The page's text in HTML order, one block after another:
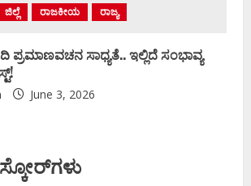
ಜಿಲ್ಲೆ ರಾಜಕೀಯ ರಾಜ್ಯ
ಸಾಧ್ಯತೆ.. ಇಲ್ಲಿದೆ ಸಂಭಾವ್ಯ
June 3, 2026